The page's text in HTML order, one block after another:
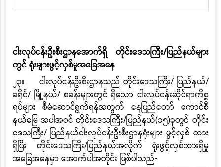
ငါးလုပ်ငန်းဦးစီးဌာနအောက်ရှိ တိုင်းဒေသကြီး/ပြည်နယ်များ
တွင် ရုံးများဖွင့်လှစ်မှုအခြေအနေ
၂၃။
ငါးလုပ်ငန်းဦးစီးဌာနသည် တိုင်းဒေသကြီး/ ပြည်နယ်/
ခရိုင်/ မြို့နယ်/ စခန်းများတွင် ရှိသော ငါးလုပ်ငန်းဆိုင်ရာကိစ္စ
ရပ်များ စီမံဆောင်ရွက်ရန်အတွက် နေပြည်တော် ကောင်စီ
နယ်မြေ အပါအဝင် တိုင်းဒေသကြီး/ပြည်နယ်(၁၅)ခုတွင် တိုင်း
ဒေသကြီး/ပြည်နယ်ငါးလုပ်ငန်းဦးစီးဌာနရုံးများ ဖွင့်လှစ် ထား
ရှိပြီး တိုင်းဒေသကြီး/ပြည်နယ်အလိုက် ရုံးဖွင့်လှစ်ထားရှိမှု
အခြေအနေမှာ အောက်ပါအတိုင်း ဖြစ်ပါသည်-